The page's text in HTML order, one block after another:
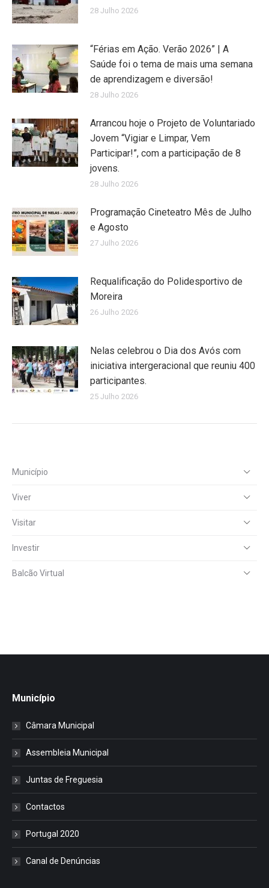
28 Julho 2026
“Férias em Ação. Verão 2026” | A
Saúde foi o tema de mais uma semana
de aprendizagem e diversão!
28 Julho 2026
Arrancou hoje o Projeto de Voluntariado
Jovem “Vigiar e Limpar, Vem
Participar!”, com a participação de 8
jovens.
28 Julho 2026
Programação Cineteatro Mês de Julho
e Agosto
27 Julho 2026
Requalificação do Polidesportivo de
Moreira
26 Julho 2026
Nelas celebrou o Dia dos Avós com
iniciativa intergeracional que reuniu 400
participantes.
25 Julho 2026
Município
Viver
Visitar
Investir
Balcão Virtual
Município
Câmara Municipal
Assembleia Municipal
Juntas de Freguesia
Contactos
Portugal 2020
Canal de Denúncias